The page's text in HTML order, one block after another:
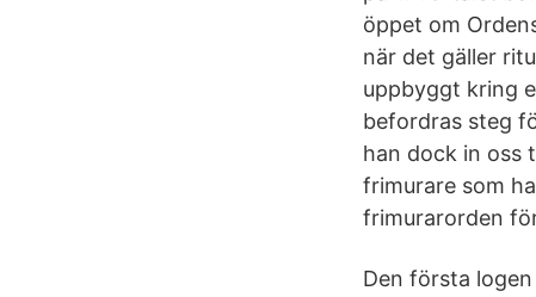
öppet om
när det gäller
uppbyggt kring
befordras steg
han dock in oss
frimurare som
frimurarorden
Den första